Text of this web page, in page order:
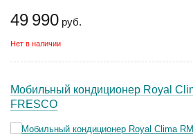
49 990 руб.
Нет в наличии
Мобильный кондиционер Royal
FRESCO